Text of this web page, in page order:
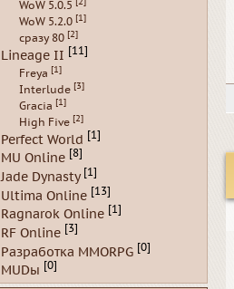
WoW 5.0.5
WoW 5.2.0 [1]
сразу 80 [2]
Lineage II [11]
Freya [1]
Interlude [3]
Gracia [1]
High Five [2]
Perfect World [1]
MU Online [8]
Jade Dynasty [1]
Ultima Online [13]
Ragnarok Online [1]
RF Online [3]
Разработка MMORPG [0]
MUDы [0]